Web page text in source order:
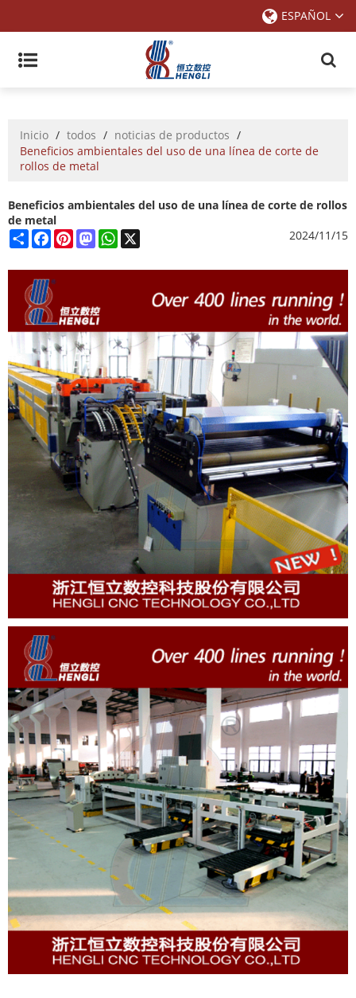
ESPAÑOL
Inicio / todos / noticias de productos /
Beneficios ambientales del uso de una línea de corte de
rollos de metal
Beneficios ambientales del uso de una línea de corte de rollos
de metal
ShareFacebook
PinterestMastodonWhatsApp 2024/11/15